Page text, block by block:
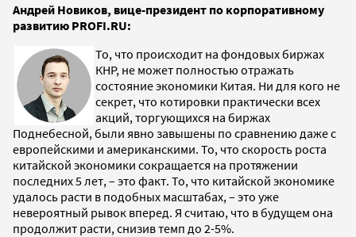
Андрей Новиков, вице-президент по корпоративному
развитию PROFI.RU:
То, что происходит на фондовых биржах
КНР, не может полностью отражать
состояние экономики Китая. Ни для кого не
секрет, что котировки практически всех
акций, торгующихся на биржах
Поднебесной, были явно завышены по сравнению даже с
европейскими и американскими. То, что скорость роста
китайской экономики сокращается на протяжении
последних 5 лет, – это факт. То, что китайской экономике
удалось расти в подобных масштабах, – это уже
невероятный рывок вперед. Я считаю, что в будущем она
продолжит расти, снизив темп до 2-5%.